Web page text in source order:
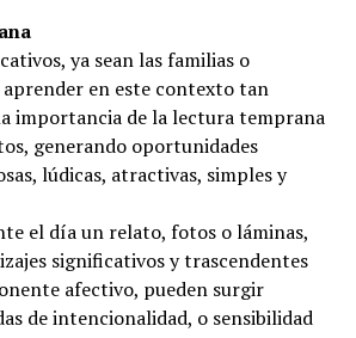
ya sean las familias o
aprender en este contexto tan
importancia de la lectura temprana
generando oportunidades
lúdicas, atractivas, simples y
el día un relato, fotos o láminas,
significativos y trascendentes
afectivo, pueden surgir
de intencionalidad, o sensibilidad